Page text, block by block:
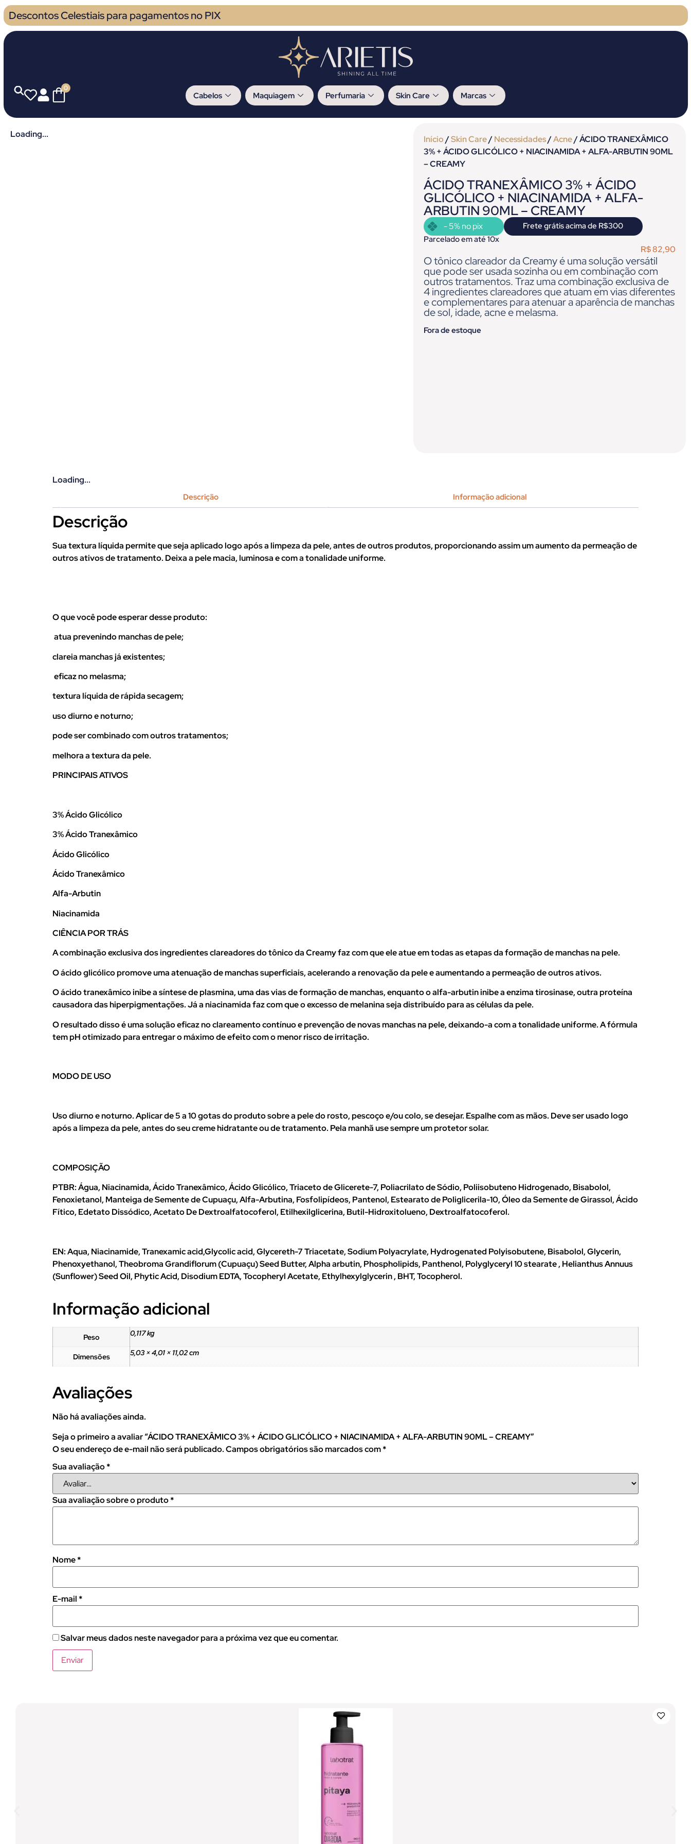
Descontos Celestiais para pagamentos no PIX
Cabelos Maquiagem Perfumaria Skin Care Marcas
0
Loading... Início/Skin Care/Necessidades/Acne/ ÁCIDO TRANEXÂMICO
3% + ÁCIDO GLICÓLICO + NIACINAMIDA + ALFA-ARBUTIN 90ML
– CREAMY
ÁCIDO TRANEXÂMICO 3% + ÁCIDO
GLICÓLICO + NIACINAMIDA + ALFA-
ARBUTIN 90ML – CREAMY
- 5% no pix
Frete grátis acima de R$300
Parcelado em até 10x
R$82,90
O tônico clareador da Creamy é uma solução versátil
que pode ser usada sozinha ou em combinação com
outros tratamentos. Traz uma combinação exclusiva de
4 ingredientes clareadores que atuam em vias diferentes
e complementares para atenuar a aparência de manchas
de sol, idade, acne e melasma.
Fora de estoque
Loading...
Descrição Informação adicional
Descrição
Sua textura líquida permite que seja aplicado logo após a limpeza da pele, antes de outros produtos, proporcionando assim um aumento da permeação de
outros ativos de tratamento. Deixa a pele macia, luminosa e com a tonalidade uniforme.
O que você pode esperar desse produto:
atua prevenindo manchas de pele;
clareia manchas já existentes;
eficaz no melasma;
textura líquida de rápida secagem;
uso diurno e noturno;
pode ser combinado com outros tratamentos;
melhora a textura da pele.
PRINCIPAIS ATIVOS
3% Ácido Glicólico
3% Ácido Tranexâmico
Ácido Glicólico
Ácido Tranexâmico
Alfa-Arbutin
Niacinamida
CIÊNCIA POR TRÁS
A combinação exclusiva dos ingredientes clareadores do tônico da Creamy faz com que ele atue em todas as etapas da formação de manchas na pele.
O ácido glicólico promove uma atenuação de manchas superficiais, acelerando a renovação da pele e aumentando a permeação de outros ativos.
O ácido tranexâmico inibe a síntese de plasmina, uma das vias de formação de manchas, enquanto o alfa-arbutin inibe a enzima tirosinase, outra proteína
causadora das hiperpigmentações. Já a niacinamida faz com que o excesso de melanina seja distribuído para as células da pele.
O resultado disso é uma solução eficaz no clareamento contínuo e prevenção de novas manchas na pele, deixando-a com a tonalidade uniforme. A fórmula
tem pH otimizado para entregar o máximo de efeito com o menor risco de irritação.
MODO DE USO
Uso diurno e noturno. Aplicar de 5 a 10 gotas do produto sobre a pele do rosto, pescoço e/ou colo, se desejar. Espalhe com as mãos. Deve ser usado logo
após a limpeza da pele, antes do seu creme hidratante ou de tratamento. Pela manhã use sempre um protetor solar.
COMPOSIÇÃO
PTBR: Água, Niacinamida, Ácido Tranexâmico, Ácido Glicólico, Triaceto de Glicerete-7, Poliacrilato de Sódio, Poliisobuteno Hidrogenado, Bisabolol,
Fenoxietanol, Manteiga de Semente de Cupuaçu, Alfa-Arbutina, Fosfolipídeos, Pantenol, Estearato de Poliglicerila-10, Óleo da Semente de Girassol, Ácido
Fítico, Edetato Dissódico, Acetato De Dextroalfatocoferol, Etilhexilglicerina, Butil-Hidroxitolueno, Dextroalfatocoferol.
EN: Aqua, Niacinamide, Tranexamic acid,Glycolic acid, Glycereth-7 Triacetate, Sodium Polyacrylate, Hydrogenated Polyisobutene, Bisabolol, Glycerin,
Phenoxyethanol, Theobroma Grandiflorum (Cupuaçu) Seed Butter, Alpha arbutin, Phospholipids, Panthenol, Polyglyceryl 10 stearate , Helianthus Annuus
(Sunflower) Seed Oil, Phytic Acid, Disodium EDTA, Tocopheryl Acetate, Ethylhexylglycerin , BHT, Tocopherol.
Informação adicional
Peso 0,117 kg
Dimensões 5,03 × 4,01 × 11,02 cm
Avaliações
Não há avaliações ainda.
Seja o primeiro a avaliar “ÁCIDO TRANEXÂMICO 3% + ÁCIDO GLICÓLICO + NIACINAMIDA + ALFA-ARBUTIN 90ML – CREAMY”
O seu endereço de e-mail não será publicado.Campos obrigatórios são marcados com*
Sua avaliação*
Sua avaliação sobre o produto*
Nome*
E-mail *
Salvar meus dados neste navegador para a próxima vez que eu comentar.